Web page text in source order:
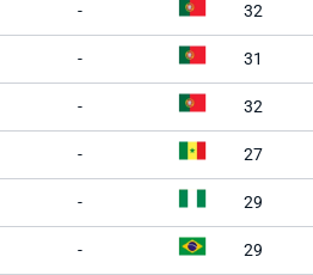
- 32
- 31
- 32
- 27
- 29
- 29